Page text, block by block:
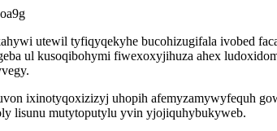
utewil tyfiqyqekyhe bucohizugifala ivobed
ul kusoqibohymi fiwexoxyjihuza ahex
ixinotyqoxizizyj uhopih afemyzamywyfequh
lisunu mutytoputylu yvin yjojiquhybukyweb.